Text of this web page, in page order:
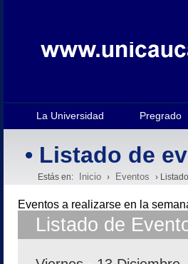
La Universidad Pregrado
• Listado de
Estás en: Inicio › Eventos ›
Eventos a realizarse en la
Listado de